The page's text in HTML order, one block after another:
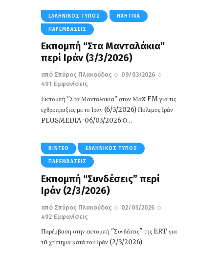
ΕΛΛΗΝΙΚΌΣ ΤΎΠΟΣ ΗΧΗΤΙΚΆ
ΠΑΡΕΜΒΆΣΕΙΣ
Εκπομπή “Στα Μανταλάκια”
περί Ιράν (3/3/2026)
από Σπύρος Πλακούδας
09/03/2026
491 Εμφανίσεις
Εκπομπή "Στα Μανταλάκια" στον Μαx FM για τις
εχθροπραξιες με το Ιράν (6/3/2026) Πόλεμος Ιράν
PLUSMEDIA · 06/03/2026 Ο…
ΒΊΝΤΕΟ ΕΛΛΗΝΙΚΌΣ ΤΎΠΟΣ
ΠΑΡΕΜΒΆΣΕΙΣ
Εκπομπή “Συνδέσεις” περί
Ιράν (2/3/2026)
από Σπύρος Πλακούδας
02/03/2026
492 Εμφανίσεις
Παρέμβαση στην εκπομπή "Συνδέσεις" της ERT για
τo χτύπημα κατά του Ιράν (2/3/2026)